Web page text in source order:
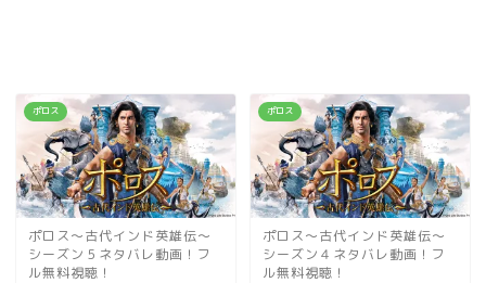
ポロス
ポロス～古代インド英雄伝～
シーズン５ネタバレ動画！フ
ル無料視聴！
ポロス
ポロス～古代インド英雄伝～
シーズン４ネタバレ動画！フ
ル無料視聴！